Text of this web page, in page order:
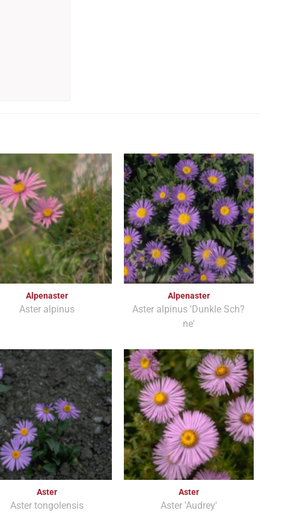
Alpenaster
Aster alpinus
Alpenaster
Aster alpinus 'Dunkle Sch?
ne'
Aster
Aster tongolensis
Aster
Aster 'Audrey'